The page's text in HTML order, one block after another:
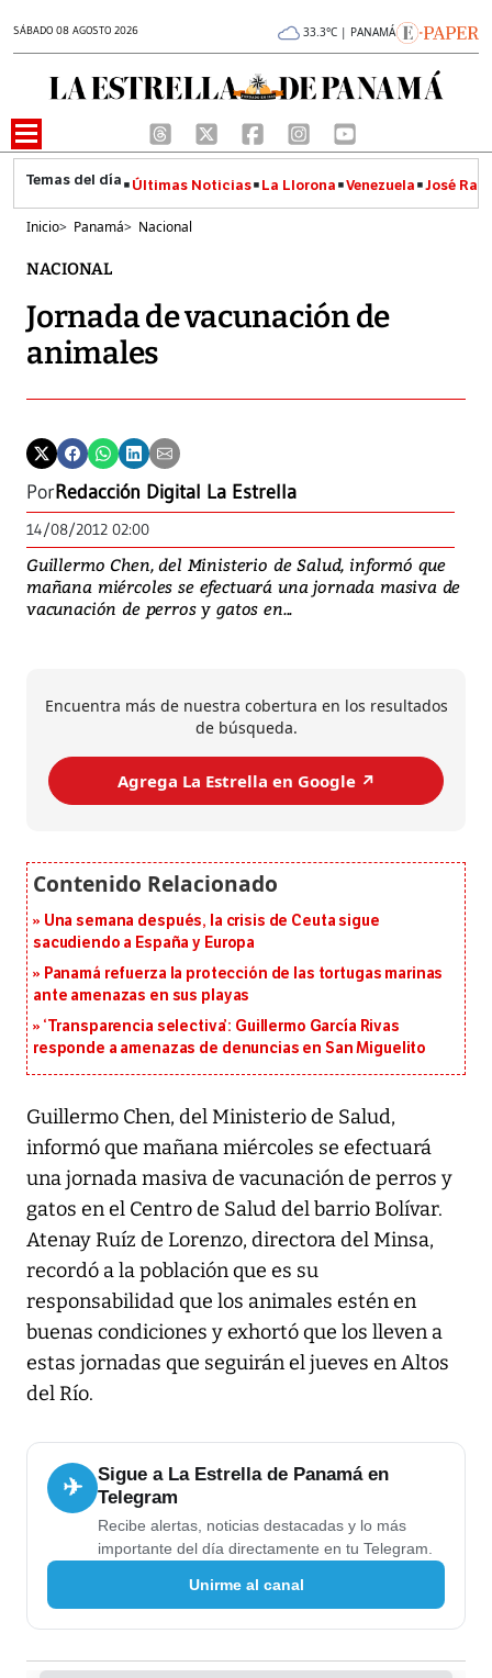
SÁBADO 08 AGOSTO 2026 33.3°C | PANAMÁ
Últimas Noticias La Llorona Venezuela José
Inicio> Panamá> Nacional
NACIONAL
Jornada de vacunación de
animales
PorRedacción Digital La Estrella
14/08/2012 02:00
Guillermo Chen, del Ministerio de Salud, informó que
mañana miércoles se efectuará una jornada masiva de
vacunación de perros y gatos en...
Encuentra más de nuestra cobertura en los resultados
de búsqueda.
Agrega La Estrella en Google ↗️
Una semana después, la crisis de Ceuta sigue
sacudiendo a España y Europa
Panamá refuerza la protección de las tortugas marinas
ante amenazas en sus playas
‘Transparencia selectiva’: Guillermo García Rivas
responde a amenazas de denuncias en San Miguelito
Guillermo Chen, del Ministerio de Salud,
informó que mañana miércoles se efectuará
una jornada masiva de vacunación de perros y
gatos en el Centro de Salud del barrio Bolívar.
Atenay Ruíz de Lorenzo, directora del Minsa,
recordó a la población que es su
responsabilidad que los animales estén en
buenas condiciones y exhortó que los lleven a
estas jornadas que seguirán el jueves en Altos
del Río.
✈
Sigue a La Estrella de Panamá en
Telegram
Recibe alertas, noticias destacadas y lo más
importante del día directamente en tu Telegram.
Unirme al canal